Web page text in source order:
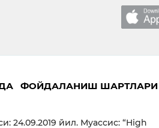
ФОЙДАЛАНИШ ШАРТЛАРИ
24.09.2019 йил. Муассис: “High